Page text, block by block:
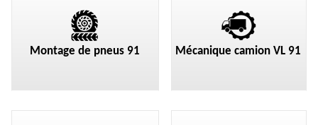
Montage de pneus 91 Mécanique camion VL 91